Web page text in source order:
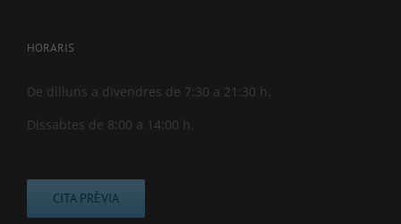
HORARIS
De dilluns a divendres de 7:30 a 21:30 h.
Dissabtes de 8:00 a 14:00 h.
CITA PRÈVIA